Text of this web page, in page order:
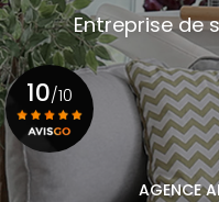
Entreprise de
AGENCE
10/10
Voir le certificat